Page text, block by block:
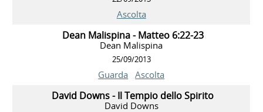
Ascolta
Dean Malispina - Matteo 6:22-23
Dean Malispina
25/09/2013
Guarda Ascolta
David Downs - Il Tempio dello Spirito
David Downs